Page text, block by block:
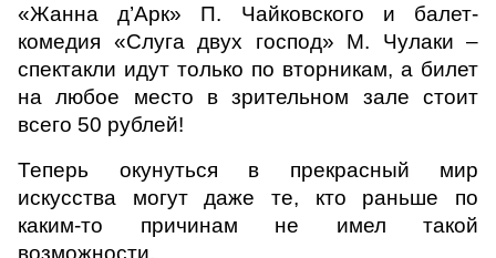
«Жанна д’Арк» П. Чайковского и балет-
комедия «Слуга двух господ» М. Чулаки –
спектакли идут только по вторникам, а билет
на любое место в зрительном зале стоит
всего 50 рублей!
Теперь окунуться в прекрасный мир
искусства могут даже те, кто раньше по
каким-то причинам не имел такой
возможности.